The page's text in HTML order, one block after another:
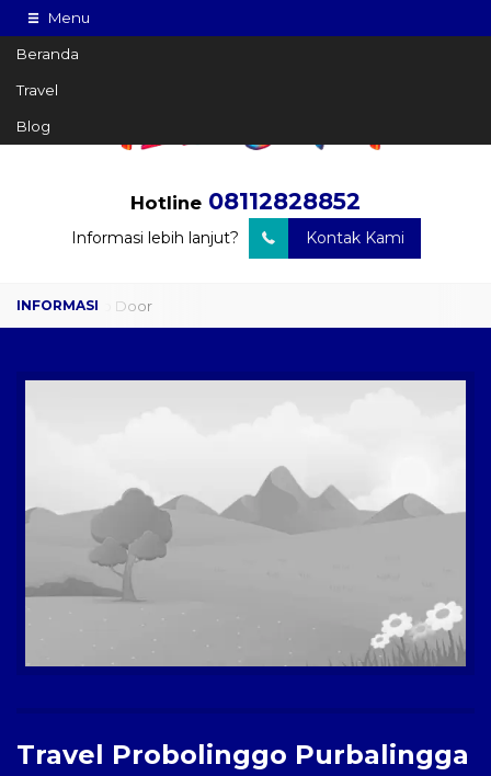
Menu
Beranda
Travel
Blog
Hotline 08112828852
Informasi lebih lanjut? Kontak Kami
Travel Door to Door
Paket Kilat
Pengiriman Barang
Travel Probolinggo Purbalingga